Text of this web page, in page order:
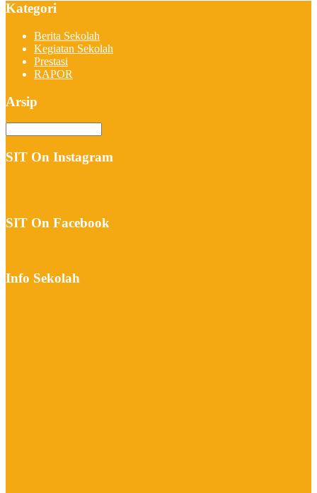
Kategori
Berita Sekolah
Kegiatan Sekolah
Prestasi
RAPOR
Arsip
SIT On Instagram
SIT On Facebook
Info Sekolah